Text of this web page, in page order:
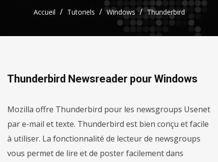
Accueil Tutoriels Windows Thunderbird
Thunderbird Newsreader pour Windows
Mozilla offre Thunderbird pour les newsgroups Usenet
par e-mail et texte. Thunderbird est bien conçu et facile
à utiliser. La fonctionnalité de lecteur de newsgroups
vous permet de lire et de poster facilement dans